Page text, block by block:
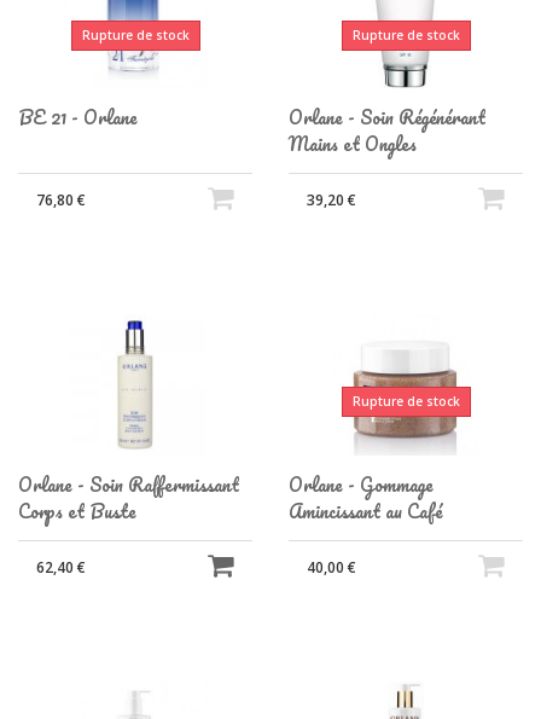
Rupture de stock
BE 21 - Orlane
76,80 €
Rupture de stock
Orlane - Soin Régénérant
Mains et Ongles
39,20 €
Orlane - Soin Raffermissant
Corps et Buste
62,40 €
Rupture de stock
Orlane - Gommage
Amincissant au Café
40,00 €